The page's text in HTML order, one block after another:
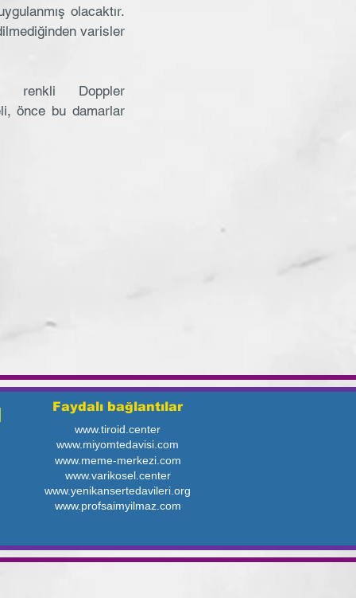
olacaktır.
varisler
renkli Doppler
önce bu damarlar
www.profsaimyilmaz.com
www.miyomtedavisi.com
www.tiroid.center
www.varikosel.center
Faydalı bağlantılar
www.yenikansertedavileri.org
www.meme-merkezi.com